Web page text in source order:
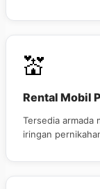
💒
Rental Mobil
Tersedia armada
iringan